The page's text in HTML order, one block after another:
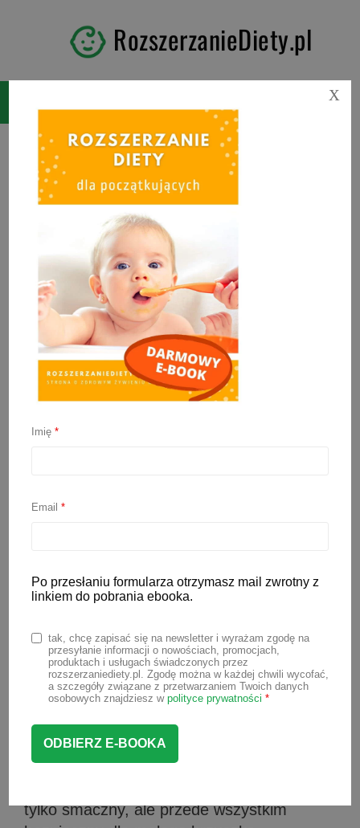
RozszerzanieDiety.pl
Jak przechowywać
jedzenie dla niemowląt?
dobór produktów czy technika gotowania.
Niemowlęta są szczególnie wrażliwe na
zanieczyszczenia mikrobiologiczne – ich
mniejsza masa ciała i słabsza odporność
organizmu, sprawiają, że ta sama ilość
bakterii chorobotwórczych może
silniej niż u dorosłych. Dlatego warto
wiedziećjak przechowywać jedzenie
tylko smaczny, ale przede wszystkim
Imię*
Email*
Po przesłaniu formularza otrzymasz mail zwrotny z
linkiem do pobrania ebooka.
tak, chcę zapisać się na newsletter i wyrażam zgodę na
przesyłanie informacji o nowościach, promocjach,
produktach i usługach świadczonych przez
rozszerzaniediety.pl. Zgodę można w każdej chwili wycofać,
a szczegóły związane z przetwarzaniem Twoich danych
osobowych znajdziesz w polityce prywatności *
X